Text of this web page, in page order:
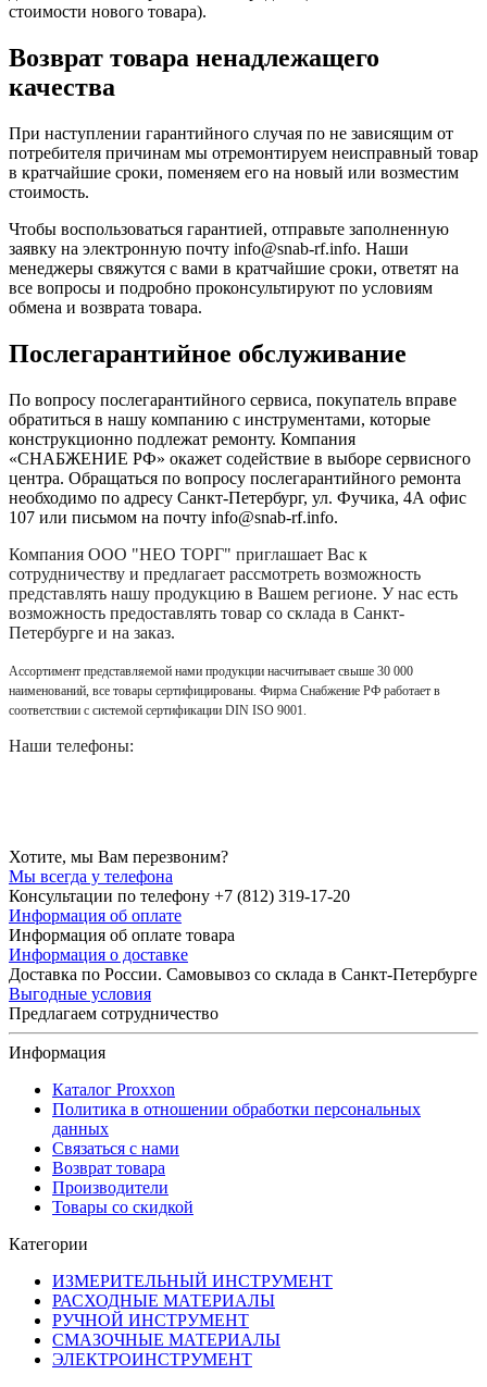
стоимости нового товара).
Возврат товара ненадлежащего
качества
При наступлении гарантийного случая по не зависящим от
потребителя причинам мы отремонтируем неисправный товар
в кратчайшие сроки, поменяем его на новый или возместим
стоимость.
Чтобы воспользоваться гарантией, отправьте заполненную
заявку на электронную почту info@snab-rf.info. Наши
менеджеры свяжутся с вами в кратчайшие сроки, ответят на
все вопросы и подробно проконсультируют по условиям
обмена и возврата товара.
Послегарантийное обслуживание
По вопросу послегарантийного сервиса, покупатель вправе
обратиться в нашу компанию с инструментами, которые
конструкционно подлежат ремонту. Компания
«СНАБЖЕНИЕ РФ» окажет содействие в выборе сервисного
центра. Обращаться по вопросу послегарантийного ремонта
необходимо по адресу Санкт-Петербург, ул. Фучика, 4А офис
107 или письмом на почту info@snab-rf.info.
Компания ООО "НЕО ТОРГ" приглашает Вас к
сотрудничеству и предлагает рассмотреть возможность
представлять нашу продукцию в Вашем регионе. У нас есть
возможность предоставлять товар со склада в Санкт-
Петербурге и на заказ.
Ассортимент представляемой нами продукции насчитывает свыше 30 000
наименований, все товары сертифицированы. Фирма Снабжение РФ работает в
соответствии с системой сертификации DIN ISO 9001.
Наши телефоны:
Хотите, мы Вам перезвоним?
Мы всегда у телефона
Консультации по телефону +7 (812) 319-17-20
Информация об оплате
Информация об оплате товара
Информация о доставке
Доставка по России. Самовывоз со склада в Санкт-Петербурге
Выгодные условия
Предлагаем сотрудничество
Информация
Каталог Proxxon
Политика в отношении обработки персональных
данных
Связаться с нами
Возврат товара
Производители
Товары со скидкой
Категории
ИЗМЕРИТЕЛЬНЫЙ ИНСТРУМЕНТ
РАСХОДНЫЕ МАТЕРИАЛЫ
РУЧНОЙ ИНСТРУМЕНТ
СМАЗОЧНЫЕ МАТЕРИАЛЫ
ЭЛЕКТРОИНСТРУМЕНТ